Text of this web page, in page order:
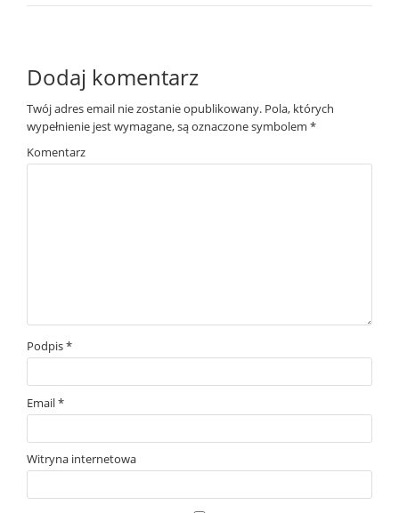
Dodaj komentarz
Twój adres email nie zostanie opublikowany. Pola, których
wypełnienie jest wymagane, są oznaczone symbolem *
Komentarz
Podpis*
Email*
Witryna internetowa